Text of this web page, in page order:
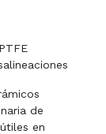
de
en